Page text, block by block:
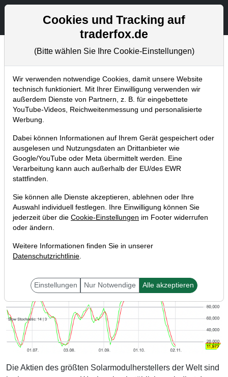
Aktien- und Artikelsuche
Chartanalysen
Home Blog Chartanalysen
Chartanalyse JinkoSolar: deshalb
bin ich jetzt eingestiegen!
02.11.2020 um 19:37 Uhr | P. Uhlschmied
Die Aktien des größten Solarmodulherstellers der Welt sind
Cookies und Tracking auf
traderfox.de
(Bitte wählen Sie Ihre Cookie-Einstellungen)
Wir verwenden notwendige Cookies, damit unsere Website
technisch funktioniert. Mit Ihrer Einwilligung verwenden wir
außerdem Dienste von Partnern, z. B. für eingebettete
YouTube-Videos, Reichweitenmessung und personalisierte
Werbung.
Dabei können Informationen auf Ihrem Gerät gespeichert oder
ausgelesen und Nutzungsdaten an Drittanbieter wie
Google/YouTube oder Meta übermittelt werden. Eine
Verarbeitung kann auch außerhalb der EU/des EWR
stattfinden.
Sie können alle Dienste akzeptieren, ablehnen oder Ihre
Auswahl individuell festlegen. Ihre Einwilligung können Sie
jederzeit über die Cookie-Einstellungen im Footer widerrufen
oder ändern.
Weitere Informationen finden Sie in unserer
Datenschutzrichtlinie.
Einstellungen Nur Notwendige Alle akzeptieren